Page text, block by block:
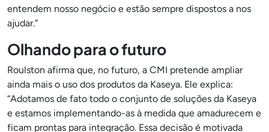
entendem nosso negócio e estão sempre dispostos a nos
ajudar.”
Olhando para o futuro
Roulston afirma que, no futuro, a CMI pretende ampliar
ainda mais o uso dos produtos da Kaseya. Ele explica:
“Adotamos de fato todo o conjunto de soluções da Kaseya
e estamos implementando-as à medida que amadurecem e
ficam prontas para integração. Essa decisão é motivada